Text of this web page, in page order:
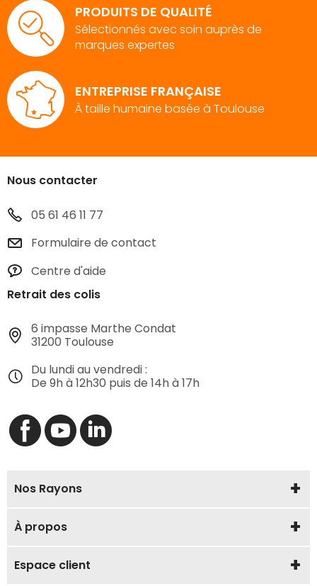
PRODUITS DE QUALITÉ
Sélectionnés avec soin auprès de
marques expertes
ENTREPRISE FRANÇAISE
À taille humaine basée à Toulouse
Nous contacter
05 61 46 11 77
Formulaire de contact
Centre d'aide
Retrait des colis
6 impasse Marthe Condat
31200 Toulouse
Du lundi au vendredi :
De 9h à 12h30 puis de 14h à 17h
Nos Rayons
À propos
Espace client